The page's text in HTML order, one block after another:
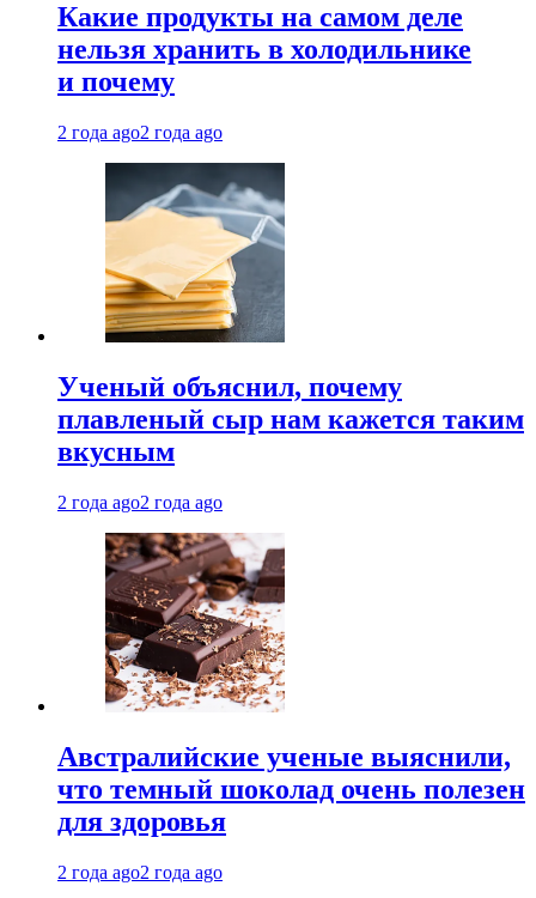
Какие продукты на самом деле
нельзя хранить в холодильнике
и почему
2 года ago2 года ago
Ученый объяснил, почему
плавленый сыр нам кажется таким
вкусным
2 года ago2 года ago
Австралийские ученые выяснили,
что темный шоколад очень полезен
для здоровья
2 года ago2 года ago